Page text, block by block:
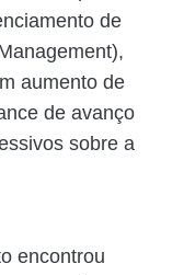
de
aumento de
de avanço
sobre a
encontrou